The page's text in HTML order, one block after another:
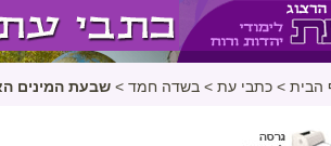
הבית > כתבי עת > בשדה חמד > שבעת המינים